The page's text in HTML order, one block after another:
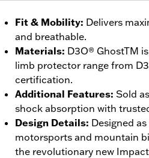
Fit & Mobility: Delivers
and breathable.
Materials: D3O® GhostTM
limb protector range from
certification.
Additional Features: Sold
shock absorption with
Design Details: Designed
motorsports and mountain
the revolutionary new